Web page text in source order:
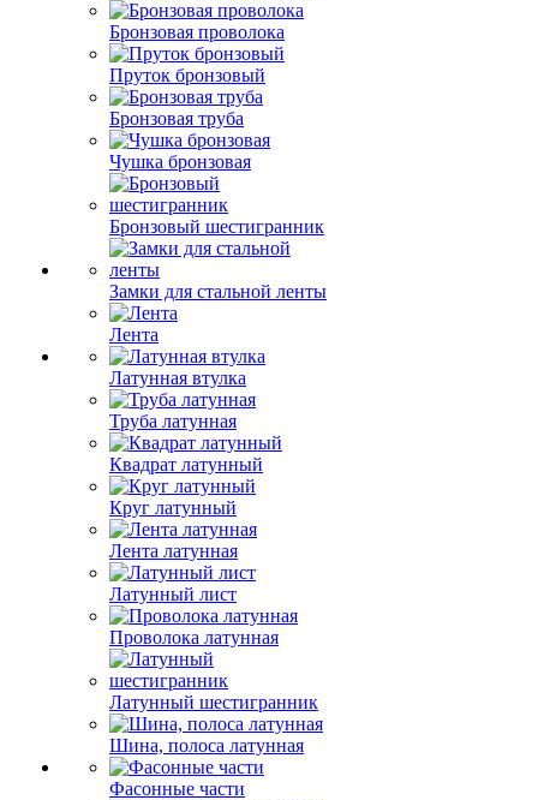
Бронзовая проволока
Пруток бронзовый
Бронзовая труба
Чушка бронзовая
Бронзовый шестигранник
Замки для стальной ленты
Лента
Латунная втулка
Труба латунная
Квадрат латунный
Круг латунный
Лента латунная
Латунный лист
Проволока латунная
Латунный шестигранник
Шина, полоса латунная
Фасонные части